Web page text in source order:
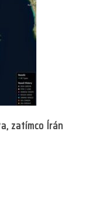
zatímco Írán